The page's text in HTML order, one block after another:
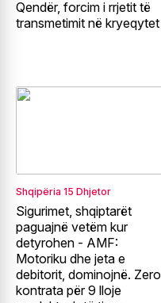
Qendër, forcim i rrjetit të
transmetimit në kryeqytet
Shqipëria 15 Dhjetor
Sigurimet, shqiptarët
paguajnë vetëm kur
detyrohen - AMF:
Motoriku dhe jeta e
debitorit, dominojnë. Zero
kontrata për 9 lloje